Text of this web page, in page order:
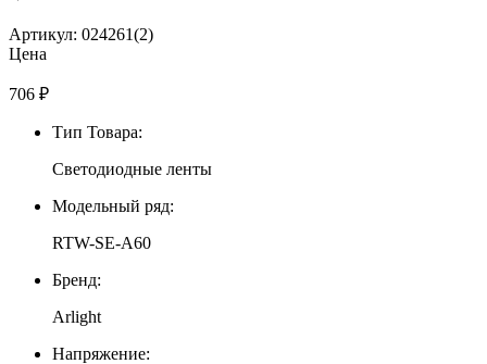
Артикул: 024261(2)
Цена
706 ₽
Тип Товара:
Светодиодные ленты
Модельный ряд:
RTW-SE-A60
Бренд:
Arlight
Напряжение: